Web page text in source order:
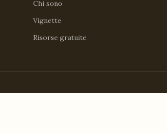
Chi sono
Vignette
Risorse gratuite